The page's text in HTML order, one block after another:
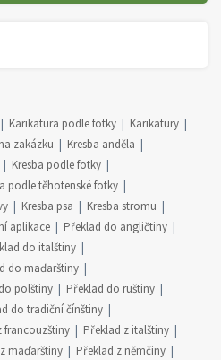
Karikatura podle fotky
Karikatury
zakázku
Kresba anděla
Kresba podle fotky
podle těhotenské fotky
Kresba psa
Kresba stromu
aplikace
Překlad do angličtiny
do italštiny
do maďarštiny
polštiny
Překlad do ruštiny
do tradiční čínštiny
francouzštiny
Překlad z italštiny
maďarštiny
Překlad z němčiny